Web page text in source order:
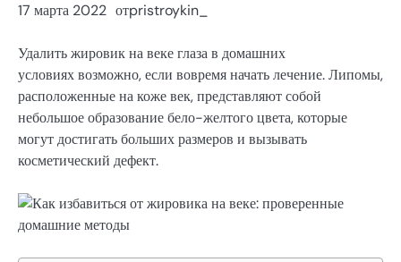
17 марта 2022 отpristroykin_
Удалить жировик на веке глаза в домашних
условиях возможно, если вовремя начать лечение. Липомы,
расположенные на коже век, представляют собой
небольшое образование бело-желтого цвета, которые
могут достигать больших размеров и вызывать
косметический дефект.